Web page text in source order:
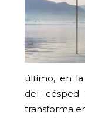
último, en
del césped
transforma